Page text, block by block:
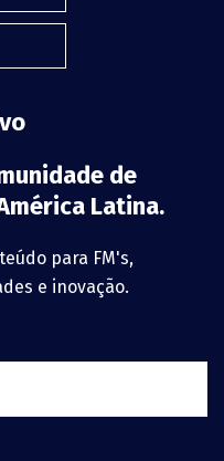
de
Latina.
para FM's,
e inovação.